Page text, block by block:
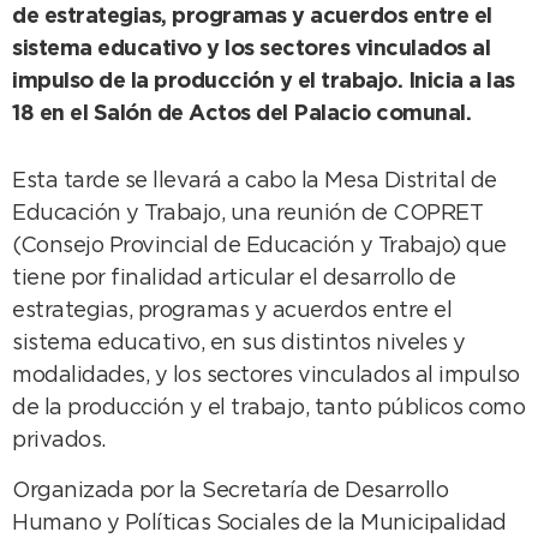
de estrategias, programas y acuerdos entre el
sistema educativo y los sectores vinculados al
impulso de la producción y el trabajo. Inicia a las
18 en el Salón de Actos del Palacio comunal.
Esta tarde se llevará a cabo la Mesa Distrital de
Educación y Trabajo, una reunión de COPRET
(Consejo Provincial de Educación y Trabajo) que
tiene por finalidad articular el desarrollo de
estrategias, programas y acuerdos entre el
sistema educativo, en sus distintos niveles y
modalidades, y los sectores vinculados al impulso
de la producción y el trabajo, tanto públicos como
privados.
Organizada por la Secretaría de Desarrollo
Humano y Políticas Sociales de la Municipalidad